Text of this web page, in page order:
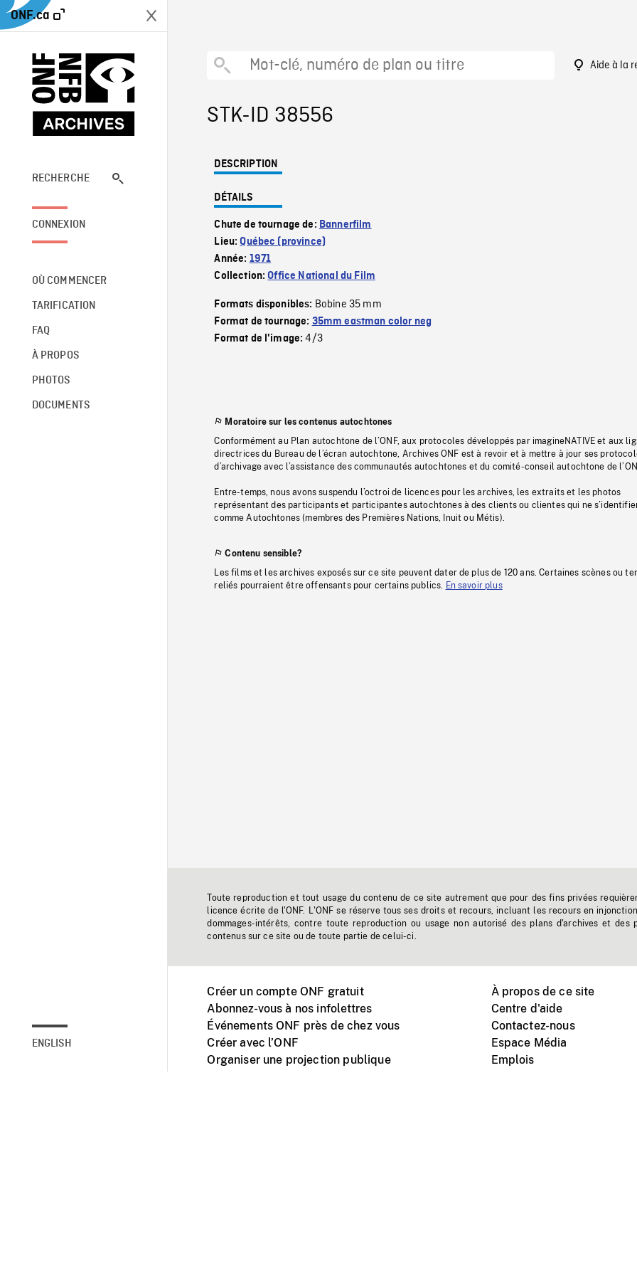
ONF.ca
RECHERCHE
CONNEXION
OÙ COMMENCER
TARIFICATION
FAQ
À PROPOS
PHOTOS
DOCUMENTS
ENGLISH
Aide à la
STK-ID 38556
DESCRIPTION
DÉTAILS
Chute de tournage de: Bannerfilm
Lieu:Québec (province)
Année: 1971
Collection:Office National du Film
Formats disponibles: Bobine 35 mm
Format de tournage: 35mm eastman color neg
Format de l'image:4/3
Moratoire sur les contenus autochtones
Conformément au Plan autochtone de l’ONF, aux protocoles développés par imagineNATIVE et aux
directrices du Bureau de l’écran autochtone, Archives ONF est à revoir et à mettre à jour ses
d’archivage avec l’assistance des communautés autochtones et du comité-conseil autochtone de
Entre-temps, nous avons suspendu l’octroi de licences pour les archives, les extraits et les photos
représentant des participants et participantes autochtones à des clients ou clientes qui ne
comme Autochtones (membres des Premières Nations, Inuit ou Métis).
Contenu sensible?
Les films et les archives exposés sur ce site peuvent dater de plus de 120 ans. Certaines scènes ou
reliés pourraient être offensants pour certains publics. En savoir plus
Toute reproduction et tout usage du contenu de ce site autrement que pour des fins privées
licence écrite de l'ONF. L'ONF se réserve tous ses droits et recours, incluant les recours en
dommages-intérêts, contre toute reproduction ou usage non autorisé des plans d'archives et des
contenus sur ce site ou de toute partie de celui-ci.
Créer un compte ONF gratuit
Abonnez-vous à nos infolettres
Événements ONF près de chez vous
Créer avec l’ONF
Organiser une projection publique
À propos de ce site
Centre d'aide
Contactez-nous
Espace Média
Emplois